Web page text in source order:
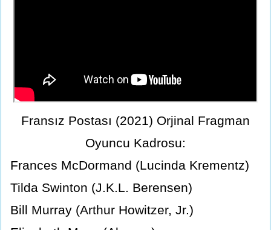
Fransız Postası (2021) Orjinal Fragman
Oyuncu Kadrosu:
Frances McDormand (Lucinda Krementz)
Tilda Swinton (J.K.L. Berensen)
Bill Murray (Arthur Howitzer, Jr.)